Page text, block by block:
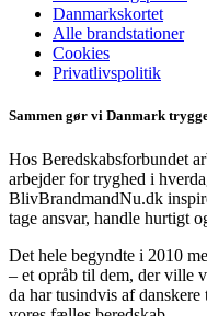
Danmarkskortet
Alle brandstationer
Cookies
Privatlivspolitik
Sammen gør vi Danmark
Hos Beredskabsforbundet
arbejder for tryghed i
BlivBrandmandNu.dk
tage ansvar, handle hurtigt
Det hele begyndte i 2010
– et opråb til dem, der ville
da har tusindvis af